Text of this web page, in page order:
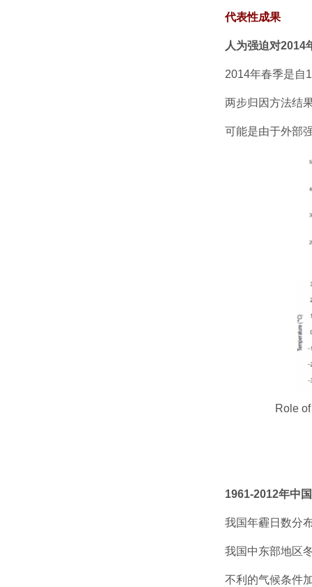
代表性成果
人为强迫对2014
2014年春季是自
两步归因方法结
可能是由于外部
Role of
1961-2012年中
我国年霾日数分
我国中东部地区
不利的气候条件